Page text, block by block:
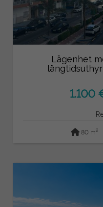
Lägenhet
1.100
80 m2